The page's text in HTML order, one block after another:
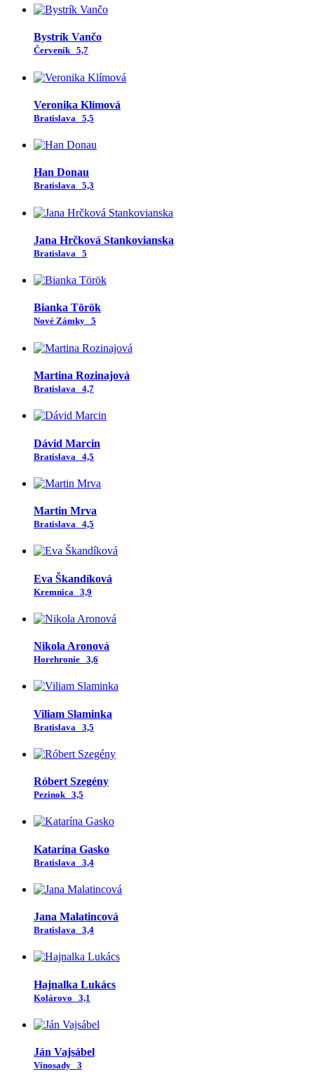
Bystrík Vančo
Červeník 5,7
Veronika Klímová
Bratislava 5,5
Han Donau
Bratislava 5,3
Jana Hrčková Stankovianska
Bratislava 5
Bianka Török
Nové Zámky 5
Martina Rozinajová
Bratislava 4,7
Dávid Marcin
Bratislava 4,5
Martin Mrva
Bratislava 4,5
Eva Škandíková
Kremnica 3,9
Nikola Aronová
Horehronie 3,6
Viliam Slaminka
Bratislava 3,5
Róbert Szegény
Pezinok 3,5
Katarína Gasko
Bratislava 3,4
Jana Malatincová
Bratislava 3,4
Hajnalka Lukács
Kolárovo 3,1
Ján Vajsábel
Vinosady 3